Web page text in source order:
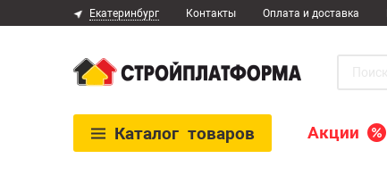
Екатеринбург Контакты Оплата и доставка
Каталог товаров Акции